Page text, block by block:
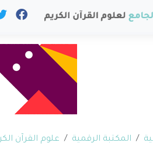
المكتبة الرقمية علوم القرآن